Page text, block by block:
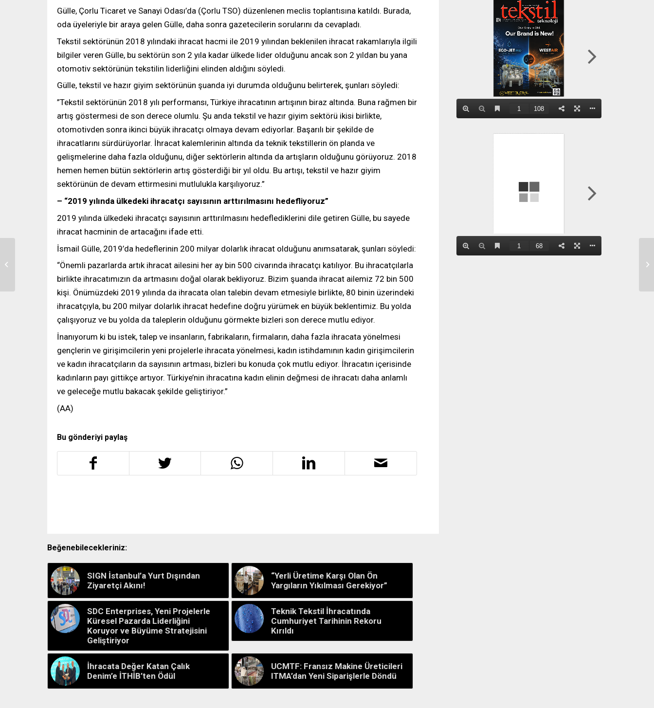
Gülle, Çorlu Ticaret ve Sanayi Odası’da (Çorlu TSO) düzenlenen meclis toplantısına katıldı. Burada,
oda üyeleriyle bir araya gelen Gülle, daha sonra gazetecilerin sorularını da cevapladı.
Tekstil sektörünün 2018 yılındaki ihracat hacmi ile 2019 yılından beklenilen ihracat rakamlarıyla ilgili
bilgiler veren Gülle, bu sektörün son 2 yıla kadar ülkede lider olduğunu ancak son 2 yıldan bu yana
otomotiv sektörünün tekstilin liderliğini elinden aldığını söyledi.
Gülle, tekstil ve hazır giyim sektörünün şuanda iyi durumda olduğunu belirterek, şunları söyledi:
”Tekstil sektörünün 2018 yılı performansı, Türkiye ihracatının artışının biraz altında. Buna rağmen bir
artış göstermesi de son derece olumlu. Şu anda tekstil ve hazır giyim sektörü ikisi birlikte,
otomotivden sonra ikinci büyük ihracatçı olmaya devam ediyorlar. Başarılı bir şekilde de
ihracatlarını sürdürüyorlar. İhracat kalemlerinin altında da teknik tekstillerin ön planda ve
gelişmelerine daha fazla olduğunu, diğer sektörlerin altında da artışların olduğunu görüyoruz. 2018
hemen hemen bütün sektörlerin artış gösterdiği bir yıl oldu. Bu artışı, tekstil ve hazır giyim
sektörünün de devam ettirmesini mutlulukla karşılıyoruz.”
– “2019 yılında ülkedeki ihracatçı sayısının arttırılmasını hedefliyoruz”
2019 yılında ülkedeki ihracatçı sayısının arttırılmasını hedeflediklerini dile getiren Gülle, bu sayede
ihracat hacminin de artacağını ifade etti.
İsmail Gülle, 2019’da hedeflerinin 200 milyar dolarlık ihracat olduğunu anımsatarak, şunları söyledi:
“Önemli pazarlarda artık ihracat ailesini her ay bin 500 civarında ihracatçı katılıyor. Bu ihracatçılarla
birlikte ihracatımızın da artmasını doğal olarak bekliyoruz. Bizim şuanda ihracat ailemiz 72 bin 500
kişi. Önümüzdeki 2019 yılında da ihracata olan talebin devam etmesiyle birlikte, 80 binin üzerindeki
ihracatçıyla, bu 200 milyar dolarlık ihracat hedefine doğru yürümek en büyük beklentimiz. Bu yolda
çalışıyoruz ve bu yolda da taleplerin olduğunu görmekte bizleri son derece mutlu ediyor.
İnanıyorum ki bu istek, talep ve insanların, fabrikaların, firmaların, daha fazla ihracata yönelmesi
gençlerin ve girişimcilerin yeni projelerle ihracata yönelmesi, kadın istihdamının kadın girişimcilerin
ve kadın ihracatçıların da sayısının artması, bizleri bu konuda çok mutlu ediyor. İhracatın içerisinde
kadınların payı gittikçe artıyor. Türkiye’nin ihracatına kadın elinin değmesi de ihracatı daha anlamlı
ve geleceğe mutlu bakacak şekilde geliştiriyor.”
(AA)
Bu gönderiyi paylaş
Beğenebilecekleriniz:
SIGN İstanbul’a Yurt Dışından
Ziyaretçi Akını!
“Yerli Üretime Karşı Olan Ön
Yargıların Yıkılması Gerekiyor”
SDC Enterprises, Yeni Projelerle
Küresel Pazarda Liderliğini
Koruyor ve Büyüme Stratejisini
Geliştiriyor
Teknik Tekstil İhracatında
Cumhuriyet Tarihinin Rekoru
Kırıldı
İhracata Değer Katan Çalık
Denim’e İTHİB’ten Ödül
UCMTF: Fransız Makine Üreticileri
ITMA’dan Yeni Siparişlerle Döndü
Sedo Treepoint, En Son
Teknolojileriyle ITMA